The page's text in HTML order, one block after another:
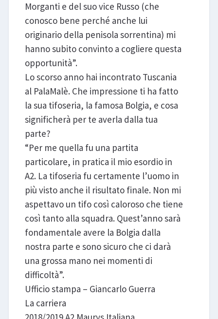
Morganti e del suo vice Russo (che
conosco bene perché anche lui
originario della penisola sorrentina) mi
hanno subito convinto a cogliere questa
opportunità”.
Lo scorso anno hai incontrato Tuscania
al PalaMalè. Che impressione ti ha fatto
la sua tifoseria, la famosa Bolgia, e cosa
significherà per te averla dalla tua
parte?
“Per me quella fu una partita
particolare, in pratica il mio esordio in
A2. La tifoseria fu certamente l’uomo in
più visto anche il risultato finale. Non mi
aspettavo un tifo così caloroso che tiene
così tanto alla squadra. Quest’anno sarà
fondamentale avere la Bolgia dalla
nostra parte e sono sicuro che ci darà
una grossa mano nei momenti di
difficoltà”.
Ufficio stampa – Giancarlo Guerra
La carriera